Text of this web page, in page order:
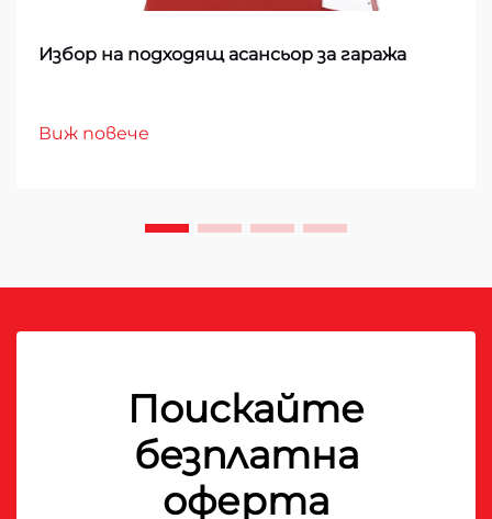
Избор на подходящ асансьор за гаража
Виж повече
Поискайте
безплатна
оферта